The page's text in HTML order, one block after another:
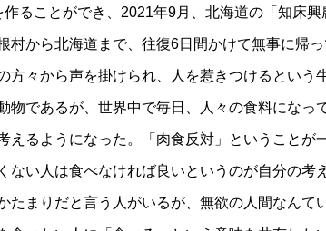
ることができ、2021年9月、北海道の「知床
村から北海道まで、往復6日間かけて無事に帰
方々から声を掛けられ、人を惹きつけるという
物であるが、世界中で毎日、人々の食料になっ
えるようになった。「肉食反対」ということが
ない人は食べなければ良いというのが自分の考
たまりだと言う人がいるが、無欲の人間なんて